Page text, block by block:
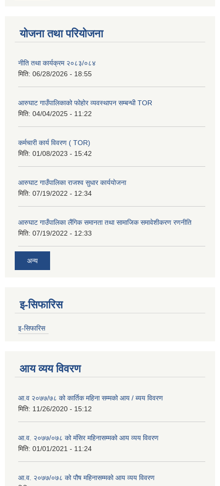
योजना तथा परियोजना
नीति तथा कार्यक्रम २०८३/०८४
मिति: 06/28/2026 - 18:55
आरुघाट गाउँपालिकाको फोहोर व्यवस्थापन सम्बन्धी TOR
मिति: 04/04/2025 - 11:22
कर्मचारी कार्य विवरण ( TOR)
मिति: 01/08/2023 - 15:42
आरुघाट गाउँपालिका राजश्व सुधार कार्ययोजना
मिति: 07/19/2022 - 12:34
आरुघाट गाउँपालिका लैंगिक समानता तथा सामाजिक समावेशीकरण रणनीति
मिति: 07/19/2022 - 12:33
अन्य
इ-सिफारिस
इ-सिफारिस
आय व्यय विवरण
आ.व २०७७/७८ को कार्तिक महिना सम्मको आय / ब्यय विवरण
मिति: 11/26/2020 - 15:12
आ.व. २०७७/०७८ को मंसिर महिनासम्मको आय व्यय विवरण
मिति: 01/01/2021 - 11:24
आ.व. २०७७/०७८ को पौष महिनासम्मको आय व्यय विवरण